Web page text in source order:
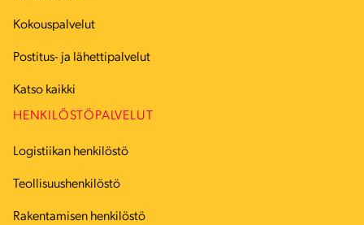
Kokouspalvelut
Postitus- ja lähettipalvelut
Katso kaikki
HENKILÖSTÖPALVELUT
Logistiikan henkilöstö
Teollisuushenkilöstö
Rakentamisen henkilöstö